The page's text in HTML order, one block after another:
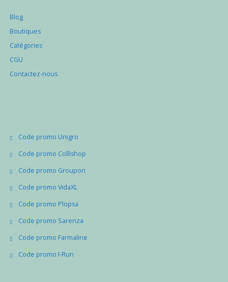
Blog
Boutiques
Catégories
CGU
Contactez-nous
Code promo Unigro
Code promo Collishop
Code promo Groupon
Code promo VidaXL
Code promo Plopsa
Code promo Sarenza
Code promo Farmaline
Code promo I-Run